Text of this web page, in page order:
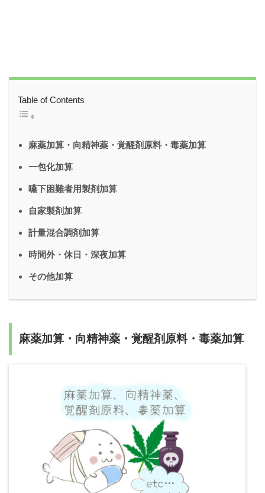
Table of Contents
麻薬加算・向精神薬・覚醒剤原料・毒薬加算
一包化加算
嚥下困難者用製剤加算
自家製剤加算
計量混合調剤加算
時間外・休日・深夜加算
その他加算
麻薬加算・向精神薬・覚醒剤原料・毒薬加算